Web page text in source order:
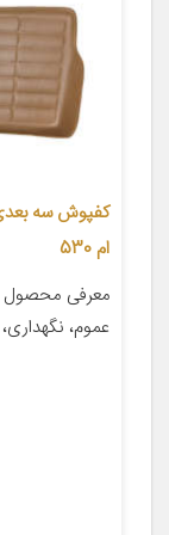
ام 530
معرفی محصول
عموم،